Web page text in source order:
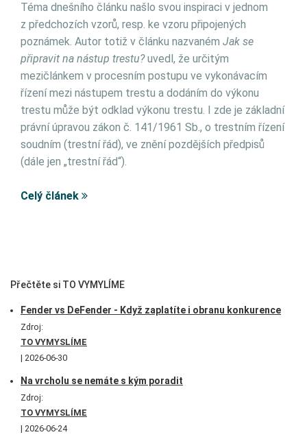
Téma dnešního článku našlo svou inspiraci v jednom
z předchozích vzorů, resp. ke vzoru připojených
poznámek. Autor totiž v článku nazvaném Jak se
připravit na nástup trestu?uvedl, že určitým
mezičlánkem v procesním postupu ve vykonávacím
řízení mezi nástupem trestu a dodáním do výkonu
trestu může být odklad výkonu trestu. I zde je základní
právní úpravou zákon č. 141/1961 Sb., o trestním řízení
soudním (trestní řád), ve znění pozdějších předpisů
(dále jen „trestní řád“).
Celý článek
Přečtěte si TO VYMYLÍME
Fender vs DeFender - Když zaplatíte i obranu konkurence
Zdroj:
TO VYMYSLÍME
2026-06-30
Na vrcholu se nemáte s kým poradit
Zdroj:
TO VYMYSLÍME
2026-06-24